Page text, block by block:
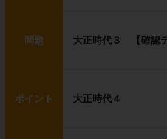
問題 大正時代３ 【確認テ
ポイント 大正時代４